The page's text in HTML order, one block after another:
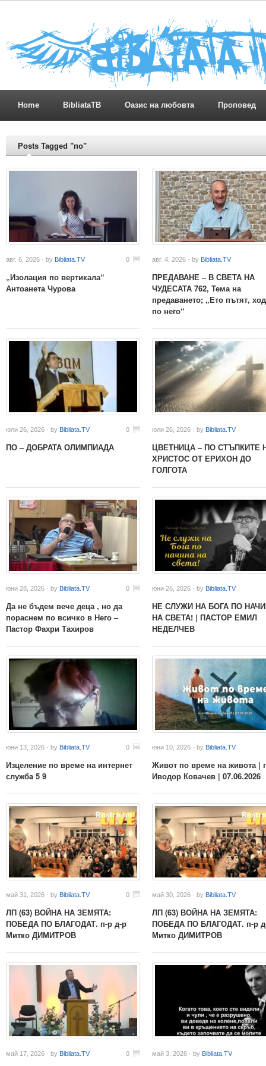
Home BibliataTB Оазис на любовта Проповед
Posts Tagged "по"
авг. 6, 2026 · by Bibliata.TV 0
„Изолация по вертикала“
Антоанета Чурова
авг. 4, 2026 · by Bibliata.TV
ПРЕДАВАНЕ – В СВЕТА НА
ЧУДЕСАТА 762, Тема на
предаването; „Ето пътят,
по него“
юли 26, 2026 · by Bibliata.TV 0
ПО – ДОБРАТА ОЛИМПИАДА
юли 26, 2026 · by Bibliata.TV
ЦВЕТНИЦА – ПО СТЪПКИТЕ
ХРИСТОС ОТ ЕРИХОН ДО
ГОЛГОТА
юни 28, 2026 · by Bibliata.TV 0
Да не бъдем вече деца , но да
пораснем по всичко в Него –
Пастор Фахри Тахиров
юни 26, 2026 · by Bibliata.TV
НЕ СЛУЖИ НА БОГА ПО
НА СВЕТА! | ПАСТОР ЕМИЛ
НЕДЕЛЧЕВ
юни 13, 2026 · by Bibliata.TV 0
Изцеление по време на интернет
службa 5 9
юни 10, 2026 · by Bibliata.TV
Живот по време на живота |
Иводор Ковачев | 07.06.2026
май 31, 2026 · by Bibliata.TV 0
ЛП (63) ВОЙНА НА ЗЕМЯТА:
ПОБЕДА ПО БЛАГОДАТ. п-р д-р
Митко ДИМИТРОВ
май 30, 2026 · by Bibliata.TV
ЛП (63) ВОЙНА НА ЗЕМЯТА:
ПОБЕДА ПО БЛАГОДАТ. п-р
Митко ДИМИТРОВ
май 17, 2026 · by Bibliata.TV 0 май 3, 2026 · by Bibliata.TV